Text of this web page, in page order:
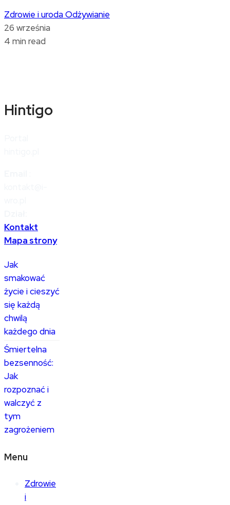
Zdrowie i urodaOdżywianie
26 września
4 min read
Hintigo
Kontakt
Mapa strony
Jak
smakować
życie i cieszyć
się każdą
chwilą
każdego dnia
Śmiertelna
bezsenność:
Jak
rozpoznać i
walczyć z
tym
zagrożeniem
Menu
Zdrowie
i